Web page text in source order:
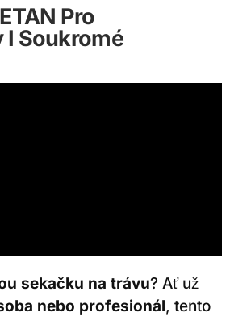
Pro
I Soukromé
sekačku na trávu? Ať už
nebo profesionál, tento